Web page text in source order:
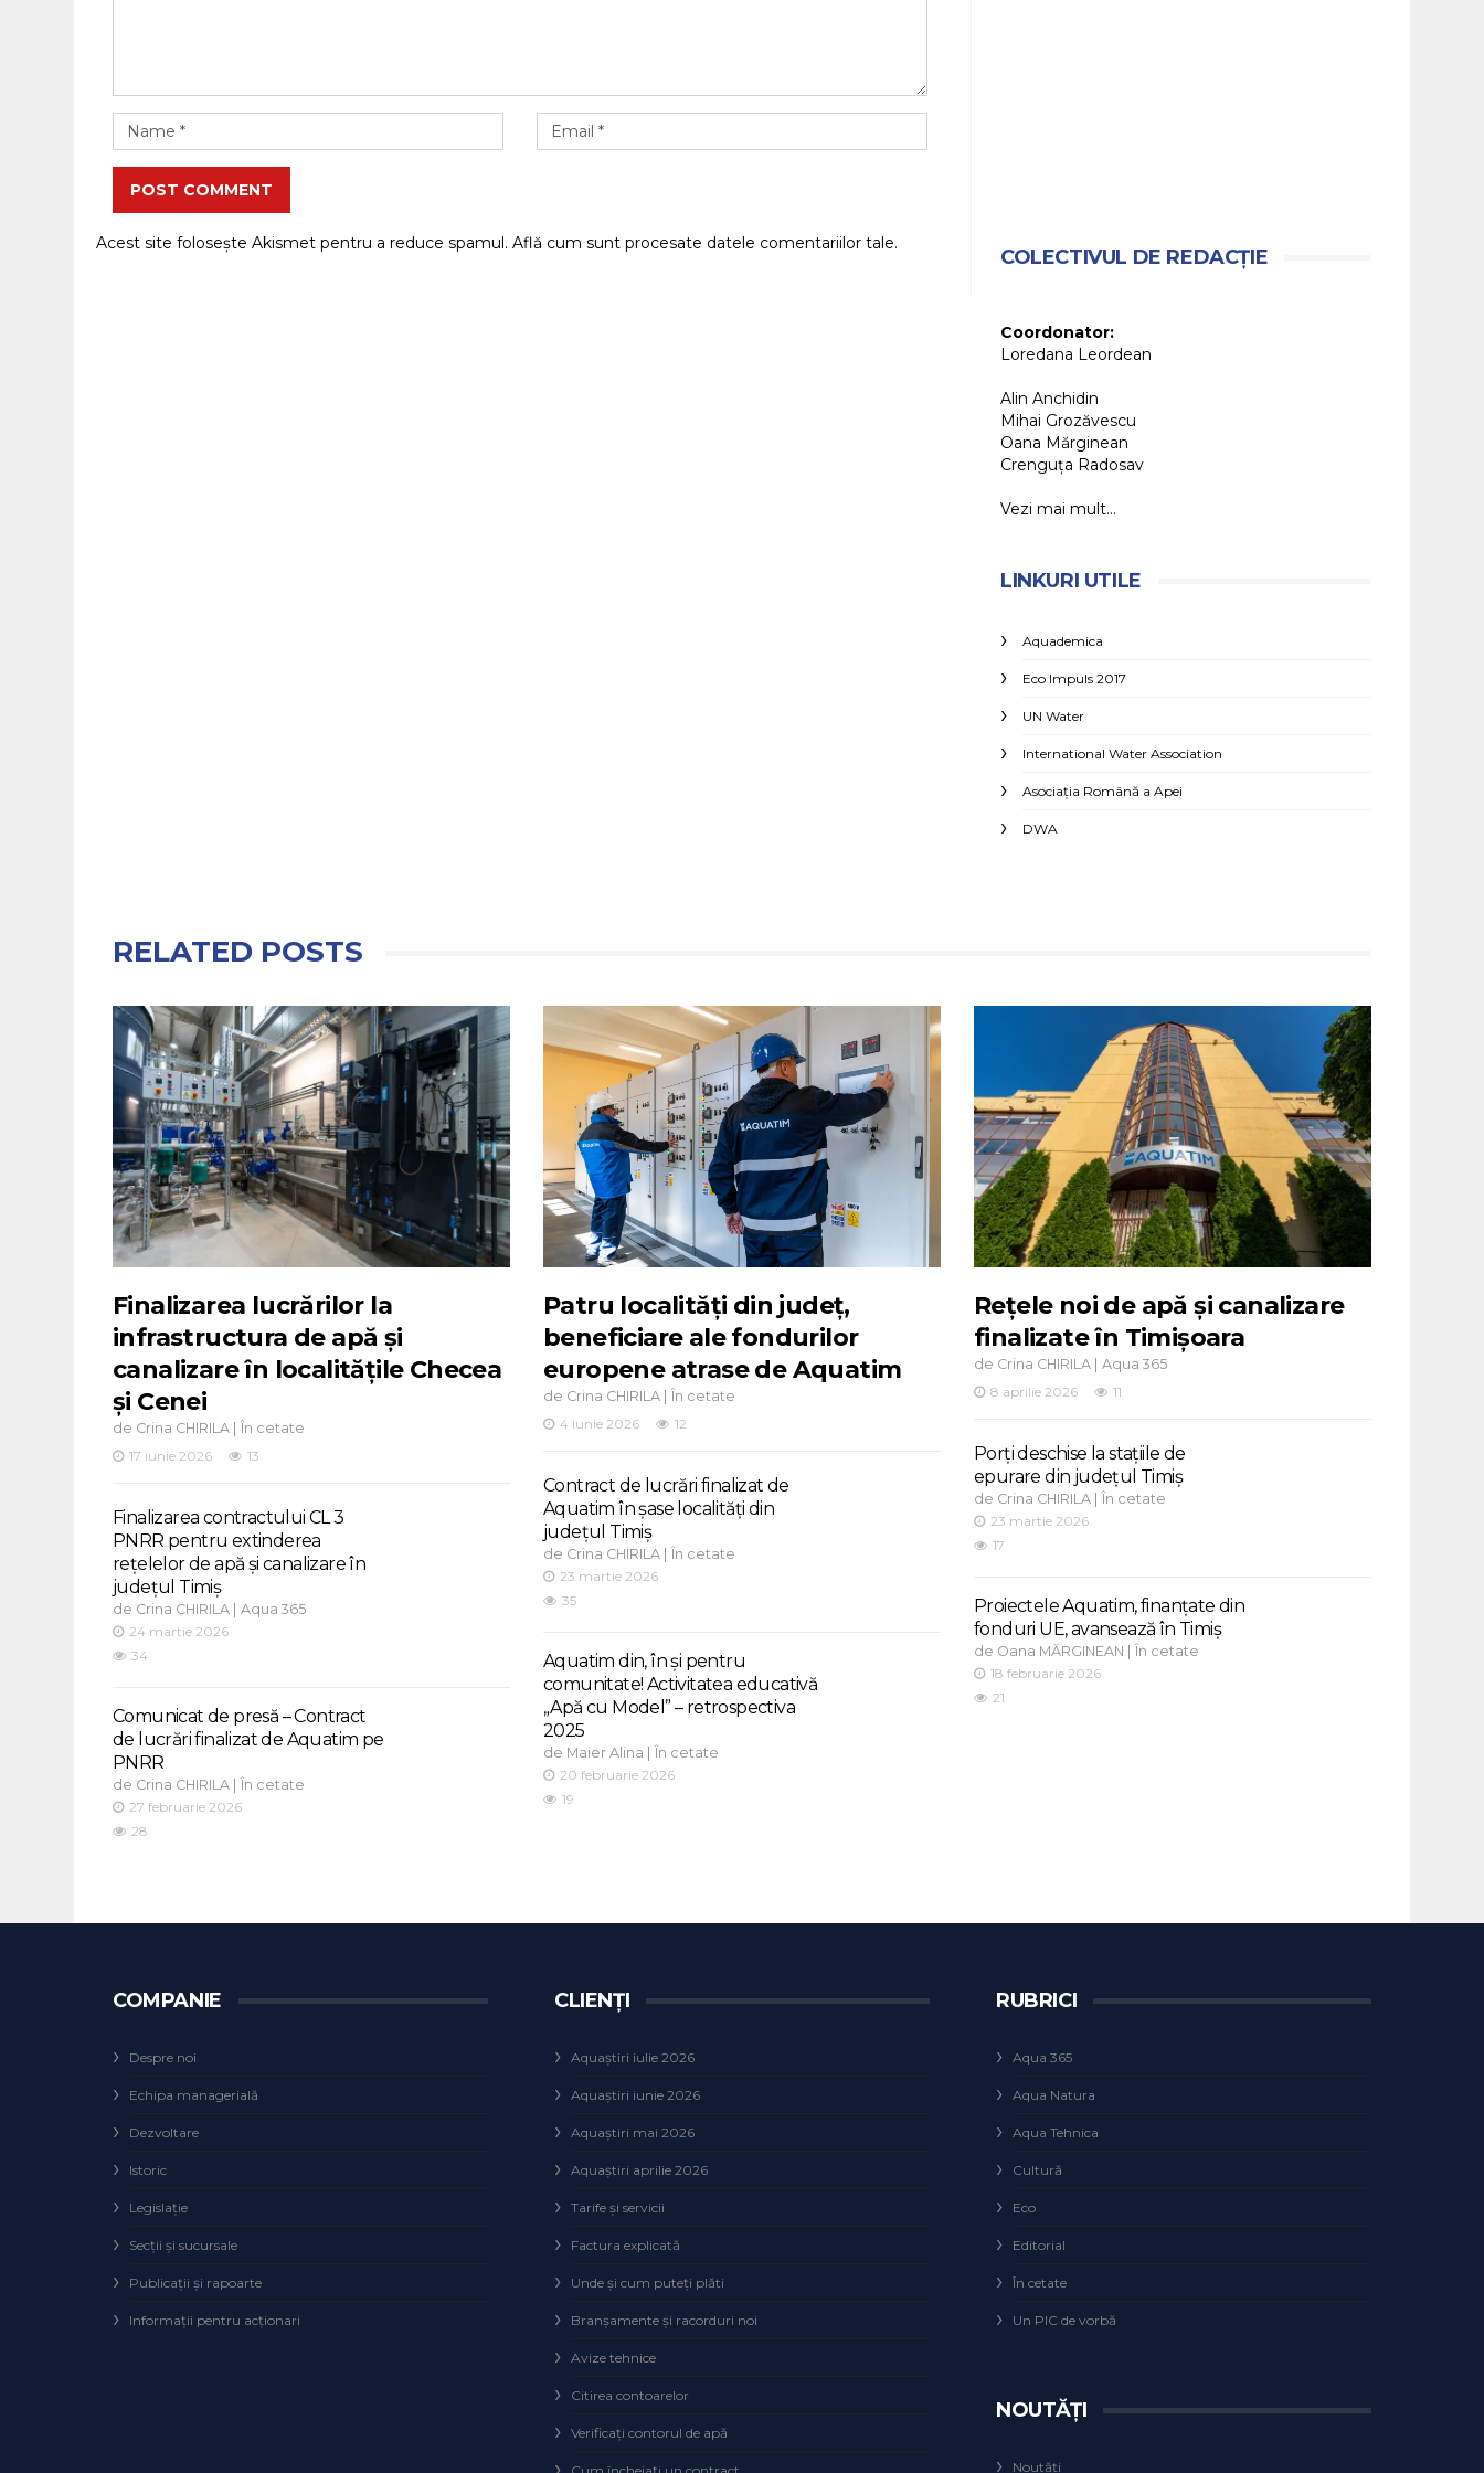
POST COMMENT
Acest site folosește Akismet pentru a reduce spamul. Află cum sunt procesate datele comentariilor tale.
COLECTIVUL DE REDACȚIE
Coordonator:
Loredana Leordean
Alin Anchidin
Mihai Grozăvescu
Oana Mărginean
Crenguța Radosav
Vezi mai mult...
LINKURI UTILE
Aquademica
Eco Impuls 2017
UN Water
International Water Association
Asociaţia Română a Apei
DWA
RELATED POSTS
Finalizarea lucrărilor la
infrastructura de apă și
canalizare în localitățile Checea
și Cenei
de Crina CHIRILA | În cetate
17 iunie 2026
13
Finalizarea contractului CL 3
PNRR pentru extinderea
rețelelor de apă și canalizare în
județul Timiș
de Crina CHIRILA | Aqua 365
24 martie 2026
34
Comunicat de presă – Contract
de lucrări finalizat de Aquatim pe
PNRR
de Crina CHIRILA | În cetate
27 februarie 2026
28
Patru localități din județ,
beneficiare ale fondurilor
europene atrase de Aquatim
de Crina CHIRILA | În cetate
4 iunie 2026
12
Contract de lucrări finalizat de
Aquatim în șase localități din
județul Timiș
de Crina CHIRILA | În cetate
23 martie 2026
35
Aquatim din, în și pentru
comunitate! Activitatea educativă
„Apă cu Model” – retrospectiva
2025
de Maier Alina | În cetate
20 februarie 2026
19
Rețele noi de apă și canalizare
finalizate în Timișoara
de Crina CHIRILA | Aqua 365
8 aprilie 2026
11
Porți deschise la stațiile de
epurare din județul Timiș
de Crina CHIRILA | În cetate
23 martie 2026
17
Proiectele Aquatim, finanțate din
fonduri UE, avansează în Timiș
de Oana MĂRGINEAN | În cetate
18 februarie 2026
21
COMPANIE
Despre noi
Echipa managerială
Dezvoltare
Istoric
Legislaţie
Secţii şi sucursale
Publicații și rapoarte
Informații pentru acționari
CLIENȚI
Aquaștiri iulie 2026
Aquaștiri iunie 2026
Aquaștiri mai 2026
Aquaștiri aprilie 2026
Tarife și servicii
Factura explicată
Unde și cum puteţi plăti
Branșamente și racorduri noi
Avize tehnice
Citirea contoarelor
Verificaţi contorul de apă
RUBRICI
Aqua 365
Aqua Natura
Aqua Tehnica
Cultură
Eco
Editorial
În cetate
Un PIC de vorbă
NOUTĂȚI
Noutăți